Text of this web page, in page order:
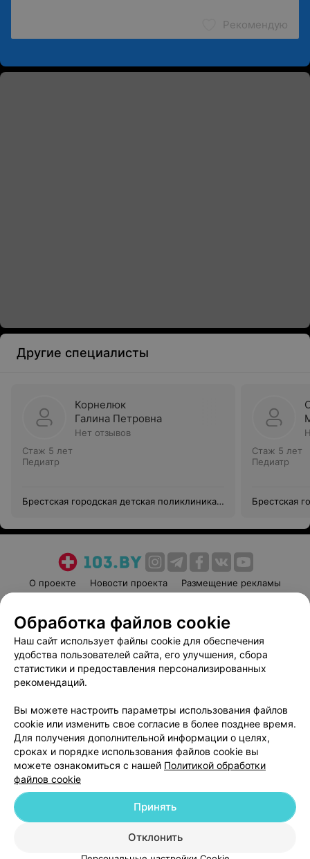
Рекомендую
Другие специалисты
Корнелюк
Галина Петровна
Нет отзывов
Стаж 5 лет
Педиатр
Брестская городская детская поликлиника
Стаж 5 лет
Педиатр
Брестская
О проекте Новости проекта
Размещение рекламы
Пользовательское соглашение
Способы оплаты
Вакансии
Партнеры
Написать руководителю 103.by
Обработка персональных данных
© 2026 ООО «Артокс Лаб», УНП 191700409
| 220012, Республика Беларусь,
Служба поддержки +375 291212755
Обработка файлов cookie
Наш сайт использует файлы cookie для обеспечения
удобства пользователей сайта, его улучшения, сбора
статистики и предоставления персонализированных
рекомендаций.
Вы можете настроить параметры использования файлов
cookie или изменить свое согласие в более позднее время.
Для получения дополнительной информации о целях,
сроках и порядке использования файлов cookie вы
можете ознакомиться с нашей Политикой обработки
файлов cookie
Отклонить
Принять